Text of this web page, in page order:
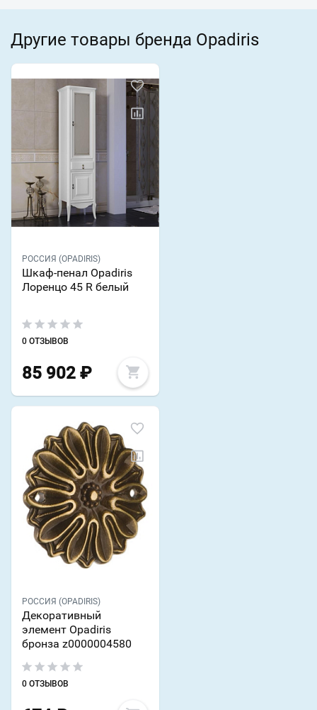
Другие товары бренда Opadiris
РОССИЯ (OPADIRIS)
Шкаф-пенал Opadiris
Лоренцо 45 R белый
0 ОТЗЫВОВ
85 902 ₽
РОССИЯ (OPADIRIS)
Декоративный
элемент Opadiris
бронза z0000004580
0 ОТЗЫВОВ